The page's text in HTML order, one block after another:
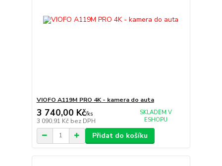
VIOFO A119M PRO 4K - kamera do auta
3 740,00 Kč/ks
3 090,91 Kč bez DPH
SKLADEM V
ESHOPU
Přidat do košíku